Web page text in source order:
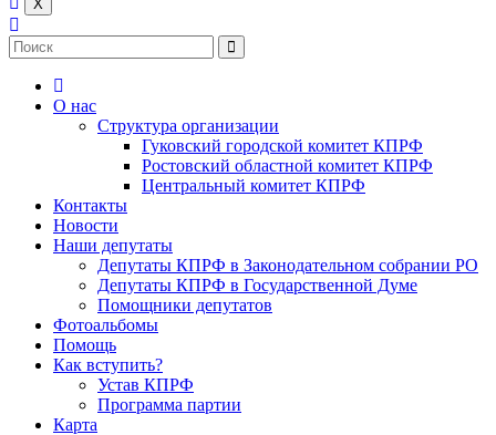
X
О нас
Структура организации
Гуковский городской комитет КПРФ
Ростовский областной комитет КПРФ
Центральный комитет КПРФ
Контакты
Новости
Наши депутаты
Депутаты КПРФ в Законодательном собрании РО
Депутаты КПРФ в Государственной Думе
Помощники депутатов
Фотоальбомы
Помощь
Как вступить?
Устав КПРФ
Программа партии
Карта